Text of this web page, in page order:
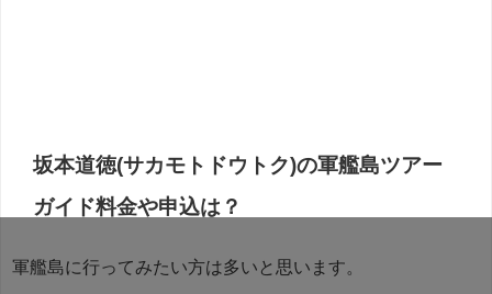
坂本道徳(サカモトドウトク)の軍艦島ツアー
ガイド料金や申込は？
軍艦島に行ってみたい方は多いと思います。